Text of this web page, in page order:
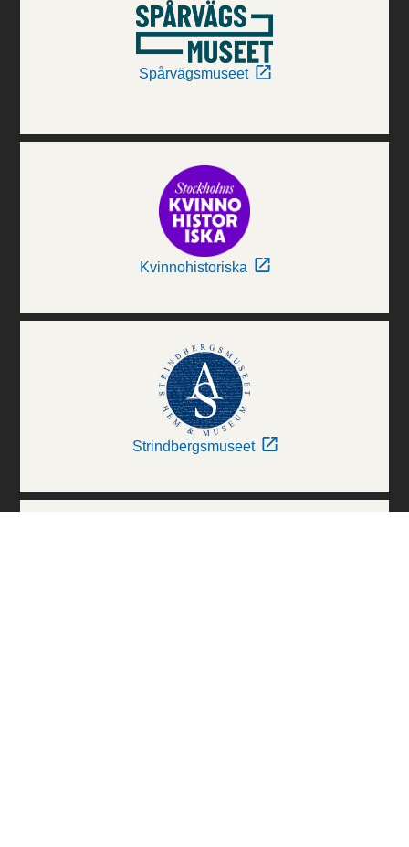
Spårvägsmuseet
Kvinnohistoriska
Strindbergsmuseet